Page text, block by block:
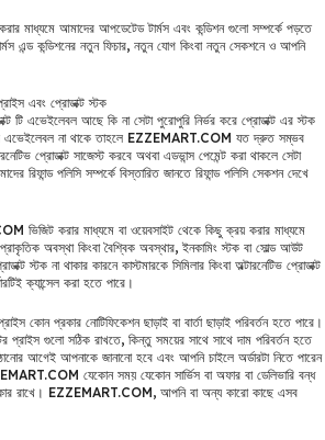
মাধ্যমে আমাদের আপডেটেড টার্মস এবং কন্ডিশন গুলো সম্পর্কে পড়তে
এন্ড কন্ডিশনের নতুন ফিচার, নতুন যোগ কিংবা নতুন সেকশনে ও আপনি
এবং প্রোডাক্ট স্টক
টি এভেইলেবল আছে কি না সেটা পুরোপুরি নির্ভর করে প্রোডাক্ট এর স্টক
এভেইলেবল না থাকে তাহলে EZZEMART.COM যত দ্রুত সম্ভব
প্রোডাক্ট সাজেস্ট করবে অথবা এডভান্স পেমেন্ট করা থাকলে সেটা
রিফান্ড পলিসি সম্পর্কে বিস্তারিত জানতে রিফান্ড পলিসি সেকশন দেখে
ভিজিট করার মাধ্যমে বা ওয়েবসাইট থেকে কিছু ক্রয় করার মাধ্যমে
অবস্থা কিংবা বৈশ্বিক অবস্থার, ইনকামিং স্টক বা সোল্ড আউট
স্টক না থাকার কারনে কাস্টমারকে সিমিলার কিংবা অল্টারনেটিভ প্রোডাক্ট
ক্যান্সেল করা হতে পারে।
কোন প্রকার নোটিফিকেশন ছাড়াই বা বার্তা ছাড়াই পরিবর্তন হতে পারে।
প্রাইস গুলো সঠিক রাখতে, কিন্তু সময়ের সাথে সাথে দাম পরিবর্তন হতে
আগেই আপনাকে জানানো হবে এবং আপনি চাইলে অর্ডারটা নিতে পারেন
যেকোন সময় যেকোন সার্ভিস বা অফার বা ডেলিভারি বন্ধ
রাখে। EZZEMART.COM, আপনি বা অন্য কারো কাছে এসব